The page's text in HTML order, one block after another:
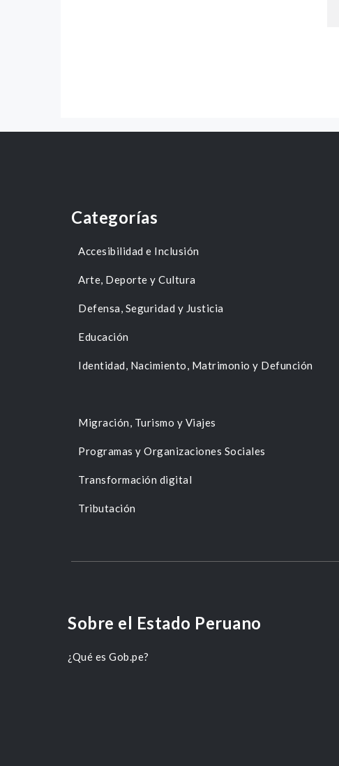
Categorías
Accesibilidad e Inclusión
Arte, Deporte y Cultura
Defensa, Seguridad y Justicia
Educación
Identidad, Nacimiento, Matrimonio y Defunción
Migración, Turismo y Viajes
Programas y Organizaciones Sociales
Transformación digital
Tributación
Sobre el Estado Peruano
¿Qué es Gob.pe?